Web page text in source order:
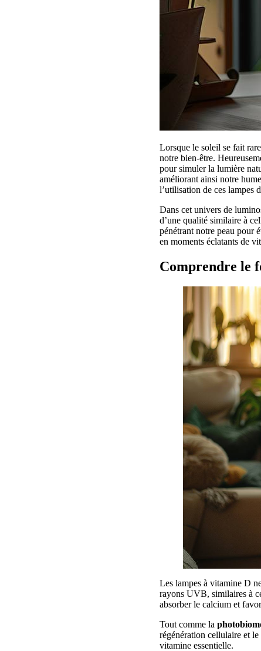
Lorsque le soleil se fait
notre bien-être.
pour simuler la lumière
améliorant ainsi notre
l’utilisation de ces lampes
Dans cet univers de
d’une qualité similaire à
pénétrant notre peau pour
en moments éclatants de
Comprendre le
Les lampes à vitamine D
rayons UVB, similaires à
absorber le calcium et
Tout comme la
régénération cellulaire et
vitamine essentielle.